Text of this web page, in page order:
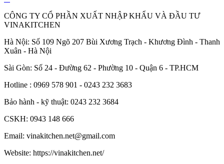
CÔNG TY CỔ PHẦN XUẤT NHẬP KHẨU VÀ ĐẦU TƯ
VINAKITCHEN
Hà Nội: Số 109 Ngõ 207 Bùi Xương Trạch - Khương Đình - Thanh
Xuân - Hà Nội
Sài Gòn: Số 24 - Đường 62 - Phường 10 - Quận 6 - TP.HCM
Hotline : 0969 578 901 - 0243 232 3683
Bảo hành - kỹ thuật: 0243 232 3684
CSKH: 0943 148 666
Email: vinakitchen.net@gmail.com
Website: https://vinakitchen.net/